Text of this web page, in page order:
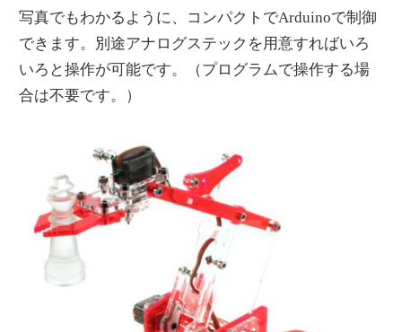
写真でもわかるように、コンパクトでArduinoで制御
できます。別途アナログステックを用意すればいろ
いろと操作が可能です。（プログラムで操作する場
合は不要です。）